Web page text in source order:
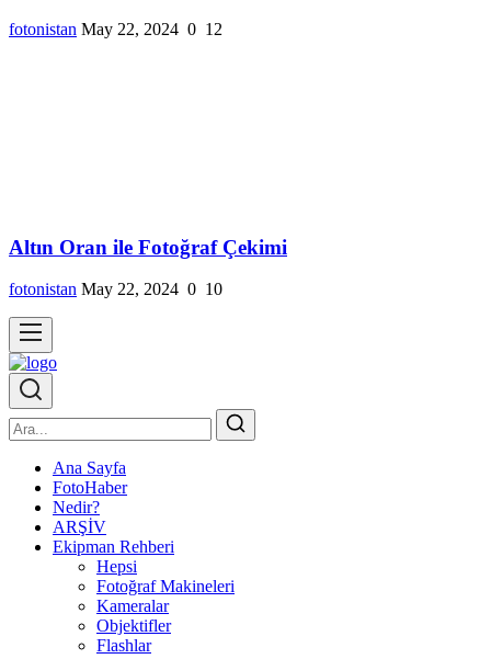
fotonistan May 22, 2024 0 12
Altın Oran ile Fotoğraf Çekimi
fotonistan May 22, 2024 0 10
Ana Sayfa
FotoHaber
Nedir?
ARŞİV
Ekipman Rehberi
Hepsi
Fotoğraf Makineleri
Kameralar
Objektifler
Flashlar